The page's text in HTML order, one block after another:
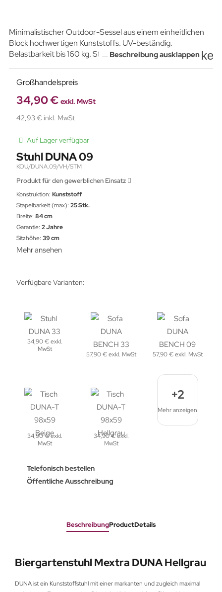
Minimalistischer Outdoor-Sessel aus einem einheitlichen
Block hochwertigen Kunststoffs. UV-beständig.
Belastbarkeit bis 160 kg. Stapelbar. Farbe: Hellgrau.
... Beschreibung ausklappen
Großhandelspreis
34,90 € exkl. MwSt
42,93 € inkl. MwSt
Auf Lager verfügbar
Stuhl DUNA 09
KOU/DUNA.09/VH/STM
Produkt für den gewerblichen Einsatz
Konstruktion: Kunststoff
Stapelbarkeit (max): 25 Stk.
Breite: 84 cm
Garantie: 2 Jahre
Sitzhöhe: 39 cm
Mehr ansehen
Verfügbare Varianten:
34,90 € exkl.
MwSt
57,90 € exkl. MwSt 57,90 € exkl. MwSt
34,90 € exkl.
MwSt
34,90 € exkl.
MwSt
+2
Mehr anzeigen
Telefonisch bestellen
Öffentliche Ausschreibung
BeschreibungProductDetails
Biergartenstuhl Mextra DUNA Hellgrau
DUNA ist ein Kunststoffstuhl mit einer markanten und zugleich maximal